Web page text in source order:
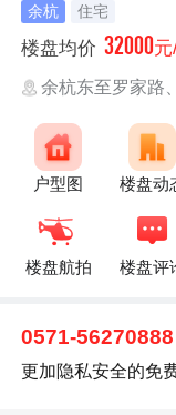
余杭 住宅
楼盘均价 32000元
余杭东至罗家路
户型图 楼盘动
楼盘航拍 楼盘评
0571-56270888
更加隐私安全的免